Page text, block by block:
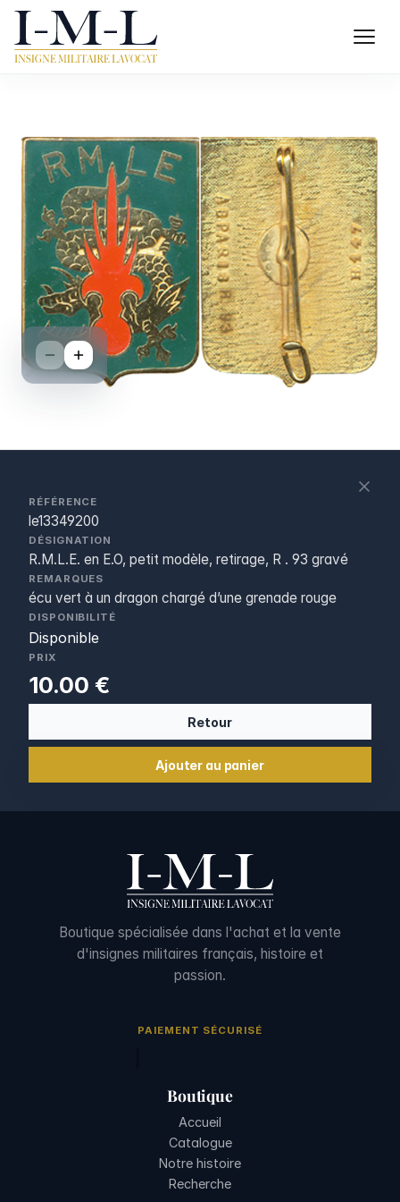
RÉFÉRENCE
le13349200
DÉSIGNATION
R.M.L.E. en E.O, petit modèle, retirage, R . 93 gravé
REMARQUES
écu vert à un dragon chargé d’une grenade rouge
DISPONIBILITÉ
Disponible
PRIX
10.00 €
Retour
Ajouter au panier
Boutique spécialisée dans l'achat et la vente
d'insignes militaires français, histoire et
passion.
PAIEMENT SÉCURISÉ
Boutique
Accueil
Catalogue
Notre histoire
Recherche